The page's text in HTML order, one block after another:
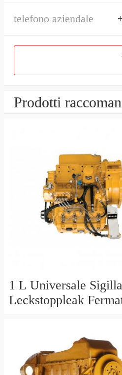
telefono aziendale
Prodotti
1 L Universale
Leckstoppleak